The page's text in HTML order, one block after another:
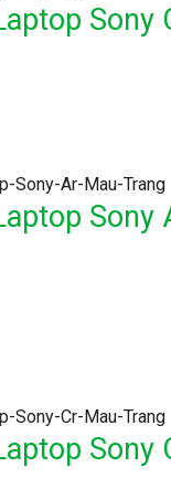
Sony
Sony
Sony